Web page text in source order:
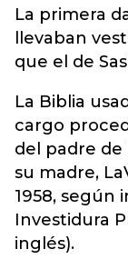
La primera
llevaban
que el de
La Biblia
cargo
del padre de
su madre,
1958, según
Investidura
inglés).